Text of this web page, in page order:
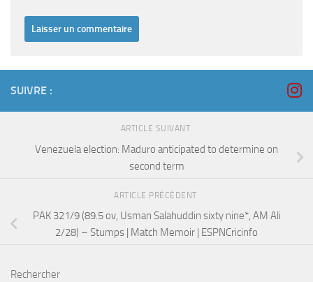
SUIVRE :
ARTICLE SUIVANT
Venezuela election: Maduro anticipated to determine on
second term
ARTICLE PRÉCÉDENT
PAK 321/9 (89.5 ov, Usman Salahuddin sixty nine*, AM Ali
2/28) – Stumps | Match Memoir | ESPNCricinfo
Rechercher